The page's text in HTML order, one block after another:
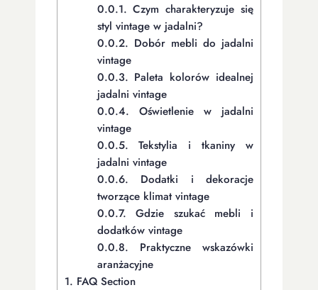
0.0.1. Czym charakteryzuje się
styl vintage w jadalni?
0.0.2. Dobór mebli do jadalni
vintage
0.0.3. Paleta kolorów idealnej
jadalni vintage
0.0.4. Oświetlenie w jadalni
vintage
0.0.5. Tekstylia i tkaniny w
jadalni vintage
0.0.6. Dodatki i dekoracje
tworzące klimat vintage
0.0.7. Gdzie szukać mebli i
dodatków vintage
0.0.8. Praktyczne wskazówki
aranżacyjne
1. FAQ Section